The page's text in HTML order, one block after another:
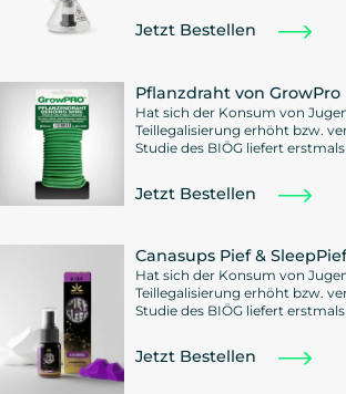
Jetzt Bestellen
Pflanzdraht von GrowPro
Hat sich der Konsum von
Teillegalisierung erhöht bzw.
Studie des BIÖG liefert
Jetzt Bestellen
Canasups Pief & SleepPief
Hat sich der Konsum von
Teillegalisierung erhöht bzw.
Studie des BIÖG liefert
Jetzt Bestellen